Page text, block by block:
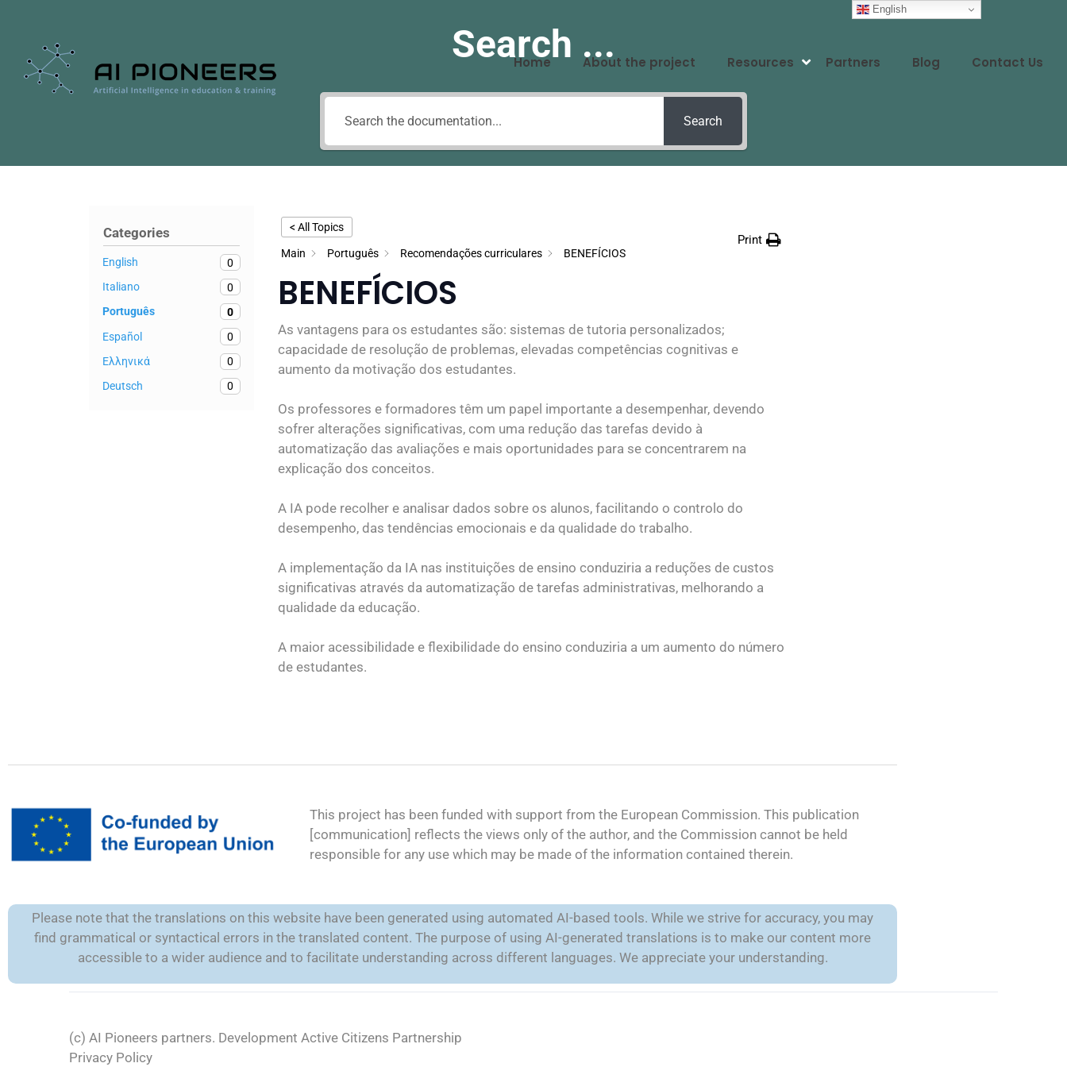
Home About the project Resources Partners Blog Contact Us
Search ...
Search
Categories
English
0
Italiano
0
Português
0
Español
0
Ελληνικά
0
Deutsch
0
< All Topics
Main Português Recomendações curriculares BENEFÍCIOS
Print
BENEFÍCIOS
As vantagens para os estudantes são: sistemas de tutoria personalizados;
capacidade de resolução de problemas, elevadas competências cognitivas e
aumento da motivação dos estudantes.
Os professores e formadores têm um papel importante a desempenhar, devendo
sofrer alterações significativas, com uma redução das tarefas devido à
automatização das avaliações e mais oportunidades para se concentrarem na
explicação dos conceitos.
A IA pode recolher e analisar dados sobre os alunos, facilitando o controlo do
desempenho, das tendências emocionais e da qualidade do trabalho.
A implementação da IA nas instituições de ensino conduziria a reduções de custos
significativas através da automatização de tarefas administrativas, melhorando a
qualidade da educação.
A maior acessibilidade e flexibilidade do ensino conduziria a um aumento do número
de estudantes.
This project has been funded with support from the European Commission. This publication
[communication] reflects the views only of the author, and the Commission cannot be held
responsible for any use which may be made of the information contained therein.
Please note that the translations on this website have been generated using automated AI-based tools. While we strive for accuracy, you may
find grammatical or syntactical errors in the translated content. The purpose of using AI-generated translations is to make our content more
accessible to a wider audience and to facilitate understanding across different languages. We appreciate your understanding.
(c) AI Pioneers partners. Development Active Citizens Partnership
Privacy Policy
English